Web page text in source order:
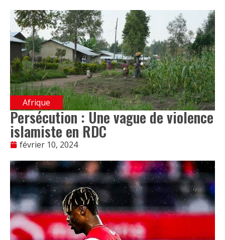
Afrique
Persécution : Une vague de violence
islamiste en RDC
février 10, 2024